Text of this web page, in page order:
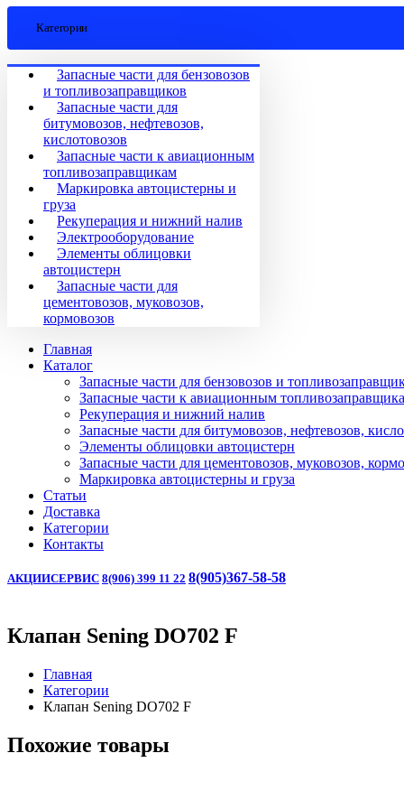
Категории
Запасные части для бензовозов
и топливозаправщиков
Запасные части для
битумовозов, нефтевозов,
кислотовозов
Запасные части к авиационным
топливозаправщикам
Маркировка автоцистерны и
груза
Рекуперация и нижний налив
Электрооборудование
Элементы облицовки
автоцистерн
Запасные части для
цементовозов, муковозов,
кормовозов
Главная
Каталог
Запасные части для бензовозов и
Запасные части к авиационным
Рекуперация и нижний налив
Запасные части для битумовозов, нефтевозов,
Элементы облицовки автоцистерн
Запасные части для цементовозов, муковозов,
Маркировка автоцистерны и груза
Статьи
Доставка
Категории
Контакты
АКЦИИСЕРВИС 8(906) 399 11 22 8(905)367-58-58
Клапан Sening DO702 F
Главная
Категории
Клапан Sening DO702 F
Похожие товары